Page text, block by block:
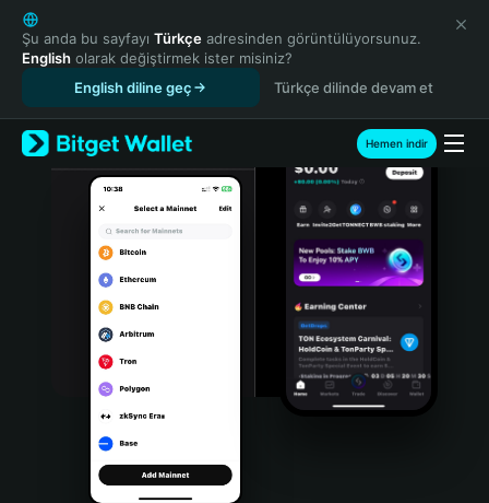
English
日本語
Tiếng Việt
Español (Latinoamérica)
Türkçe
Italiano
Português (Portugal)
Bahasa Indonesia
Português (Brasil)
Español (Argentina)
Şu anda bu sayfayı Türkçe adresinden görüntülüyorsunuz.
English olarak değiştirmek ister misiniz?
English diline geç
Türkçe dilinde devam et
Hemen indir